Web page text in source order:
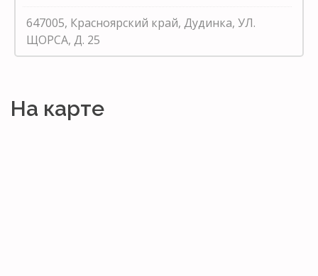
647005, Красноярский край, Дудинка, УЛ.
ЩОРСА, Д. 25
На карте